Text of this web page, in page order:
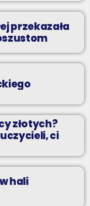
przekazała
złotych?
ci
hali